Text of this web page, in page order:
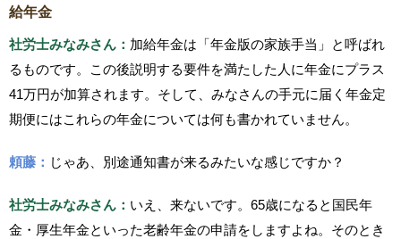
給年金
社労士みなみさん： 加給年金は「年金版の家族手当」と呼ばれ
るものです。この後説明する要件を満たした人に年金にプラス
41万円が加算されます。そして、みなさんの手元に届く年金定
期便にはこれらの年金については何も書かれていません。
頼藤： じゃあ、別途通知書が来るみたいな感じですか？
社労士みなみさん： いえ、来ないです。65歳になると国民年
金・厚生年金といった老齢年金の申請をしますよね。そのとき